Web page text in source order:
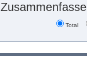
Total